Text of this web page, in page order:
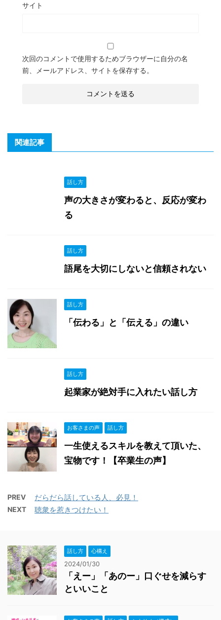
サイト
次回のコメントで使用するためブラウザーに自分の名
前、メールアドレス、サイトを保存する。
関連記事
話し方
声の大きさが変わると、反応が変わ
る
話し方
語尾を大切にしないと信頼されない
話し方
「伝わる」と「伝える」の違い
話し方
起業家が絶対手に入れたい話し方
お客さまの声 話し方
一生使えるスキルを教えて頂いた、
宝物です！【卒業生の声】
PREV だらだら話している人、必見！
NEXT 聴衆を惹きつけたい！
話し方 心構え
2024/01/30
「えー」「あのー」口ぐせを減らす
といいこと